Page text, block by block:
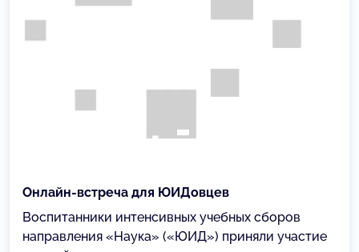
Онлайн-встреча для ЮИДовцев
Воспитанники интенсивных учебных сборов
направления «Наука» («ЮИД») приняли участие